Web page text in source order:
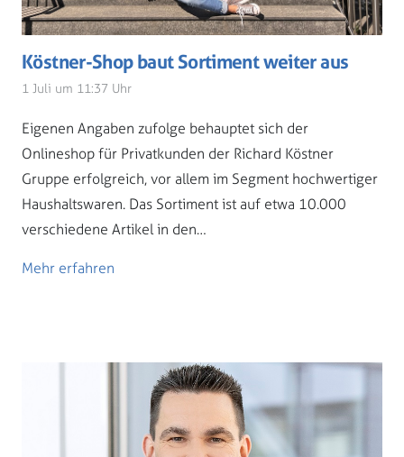
Köstner-Shop baut Sortiment weiter aus
1 Juli um 11:37 Uhr
Eigenen Angaben zufolge behauptet sich der
Onlineshop für Privatkunden der Richard Köstner
Gruppe erfolgreich, vor allem im Segment hochwertiger
Haushaltswaren. Das Sortiment ist auf etwa 10.000
verschiedene Artikel in den…
Mehr erfahren